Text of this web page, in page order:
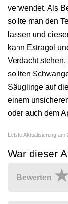
verwendet. Als
sollte man den
lassen und
kann Estragol
Verdacht
sollten
Säuglinge auf
einem
oder auch dem
Letzte Aktualisierung am
War dieser
Bewerten